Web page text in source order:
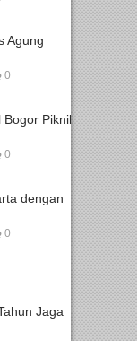
Agung
0
Piknik
0
dengan
0
Jaga